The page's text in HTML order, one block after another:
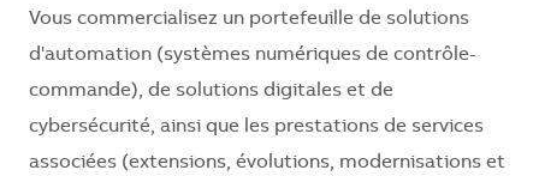
Vous commercialisez un portefeuille de solutions
d'automation (systèmes numériques de contrôle-
commande), de solutions digitales et de
cybersécurité, ainsi que les prestations de services
associées (extensions, évolutions, modernisations et